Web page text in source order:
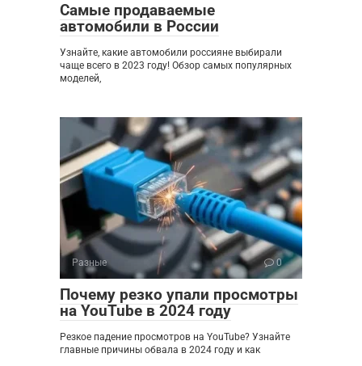
Самые продаваемые
автомобили в России
Узнайте, какие автомобили россияне выбирали
чаще всего в 2023 году! Обзор самых популярных
моделей,
Разные 0
Почему резко упали просмотры
на YouTube в 2024 году
Резкое падение просмотров на YouTube? Узнайте
главные причины обвала в 2024 году и как